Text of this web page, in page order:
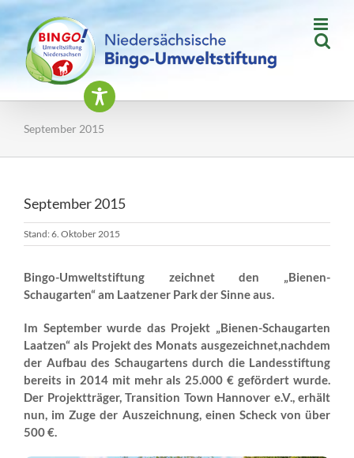
Zum
springen
September 2015
September 2015
Stand: 6. Oktober 2015
Bingo-Umweltstiftung zeichnet den „Bienen-
Schaugarten“ am Laatzener Park der Sinne aus.
Im September wurde das Projekt „Bienen-Schaugarten
Laatzen“ als Projekt des Monats ausgezeichnet,nachdem
der Aufbau des Schaugartens durch die Landesstiftung
bereits in 2014 mit mehr als 25.000 € gefördert wurde.
Der Projektträger, Transition Town Hannover e.V., erhält
nun, im Zuge der Auszeichnung, einen Scheck von über
500 €.